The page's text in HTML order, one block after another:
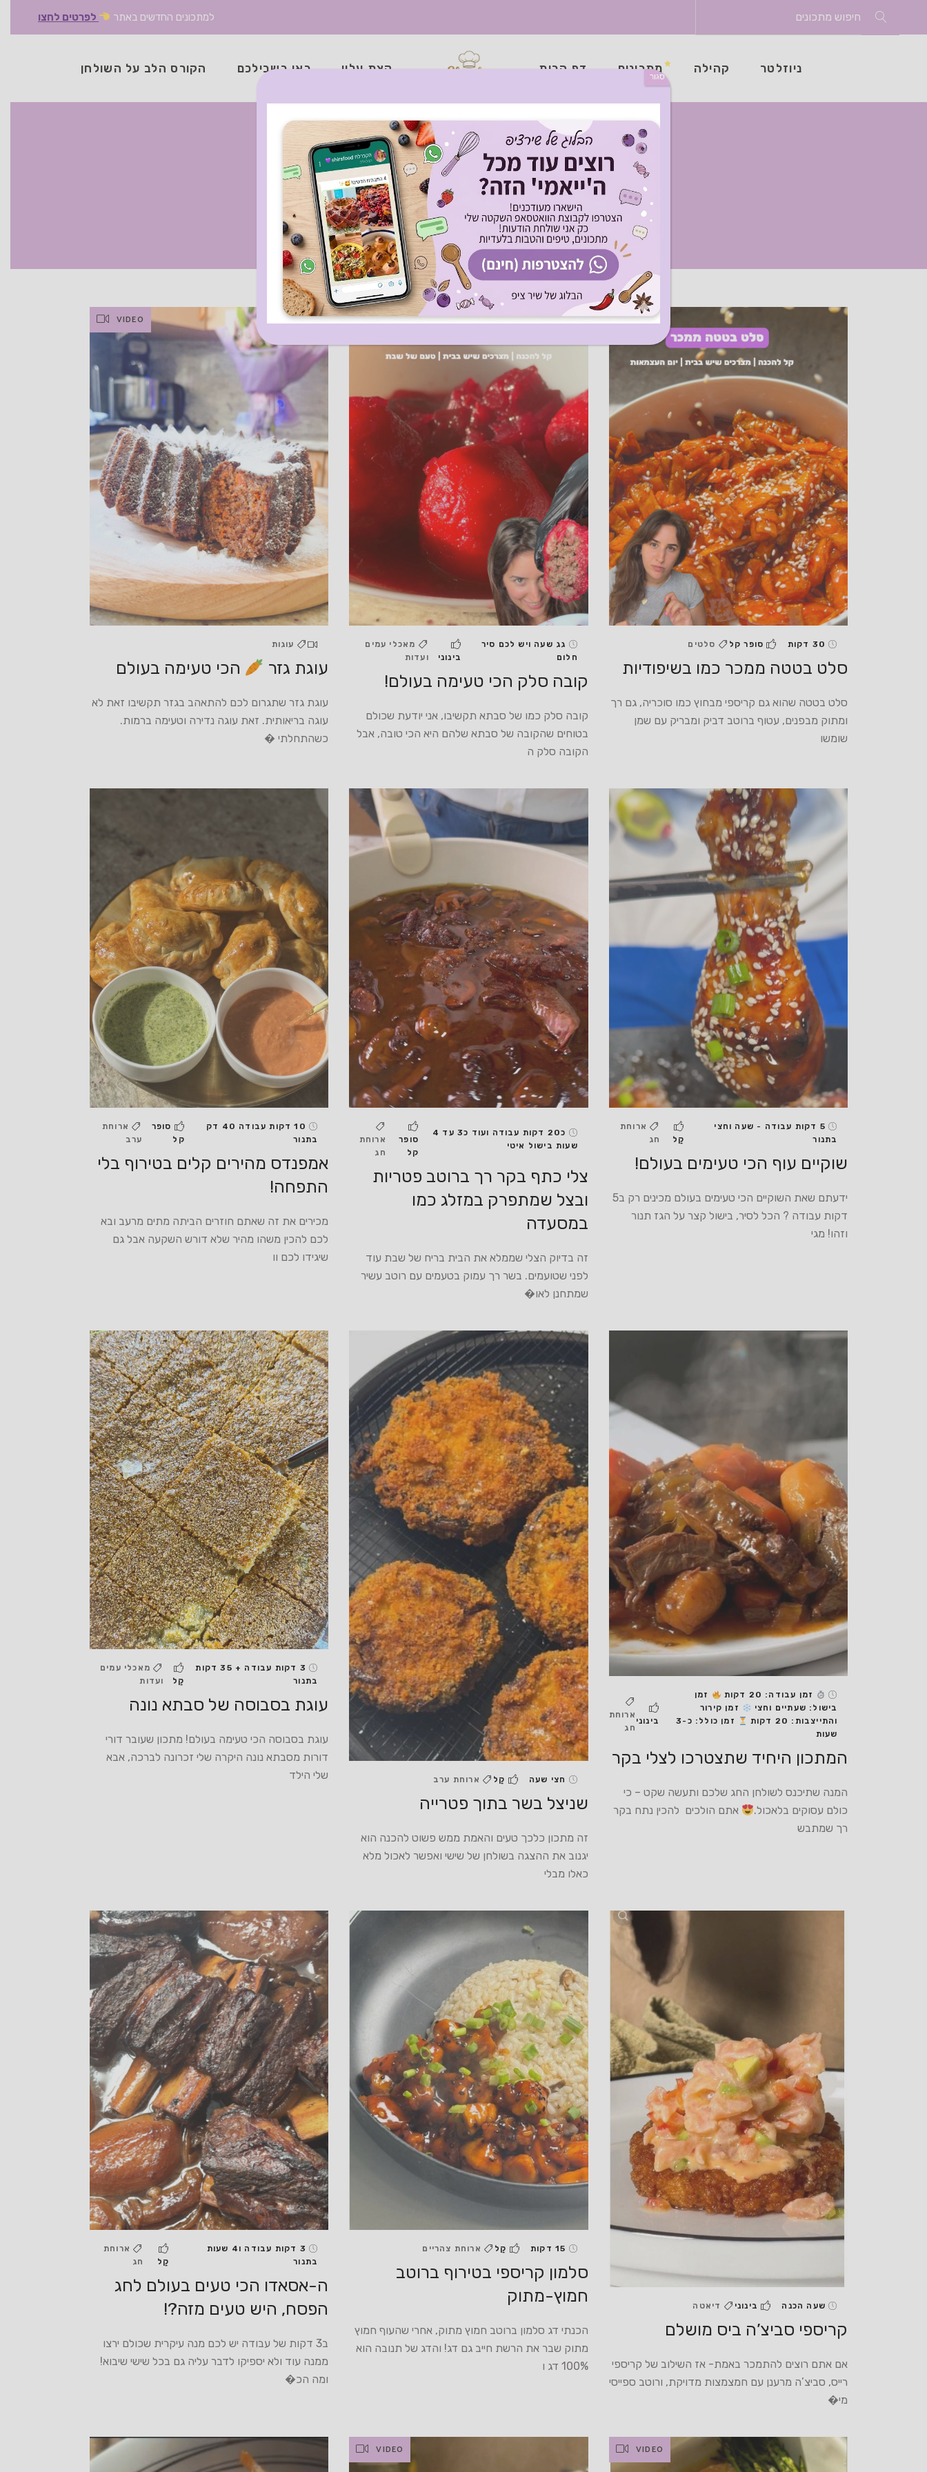
למתכונים החדשים באתר לפרטים לחצו
דף הבית מתכונים קהילה ניוזלטר קצת עליי כאן בשבילכם הקורס הלב על השולחן
תגיות מתכון: ארוחת שישי
VIDEO
עוגות
עוגת גזר הכי טעימה בעולם
עוגת גזר שתגרום לכם להתאהב בגזר תקשיבו זאת לא
עוגה בריאותית. זאת עוגה נדירה וטעימה ברמות.
כשהתחלתי �
גג שעה ויש לכם סיר
חלום
בינוני
מאכלי עמים
ועדות
קובה סלק הכי טעימה בעולם!
קובה סלק כמו של סבתא תקשיבו, אני יודעת שכולם
בטוחים שהקובה של סבתא שלהם היא הכי טובה, אבל
הקובה סלק ה
30 דקות סופר קל סלטים
סלט בטטה ממכר כמו בשיפודיות
סלט בטטה שהוא גם קריספי מבחוץ כמו סוכריה, גם רך
ומתוק מבפנים, עטוף ברוטב דביק ומבריק עם שמן
שומשו
10 דקות עבודה 40 דק
בתנור
סופר
קל
ארוחת
ערב
אמפנדס מהירים קלים בטירוף בלי
התפחה!
מכירים את זה שאתם חוזרים הביתה מתים מרעב ובא
לכם להכין משהו מהיר שלא דורש השקעה אבל גם
שיגידו לכם וו
כ20 דקות עבודה ועוד כ3 עד 4
שעות בישול איטי
סופר
קל
ארוחת
חג
צלי כתף בקר רך ברוטב פטריות
ובצל שמתפרק במזלג כמו
במסעדה
זה בדיוק הצלי שממלא את הבית בריח של שבת עוד
לפני שטועמים. בשר רך עמוק בטעמים עם רוטב עשיר
שמתחנן לאו�
5 דקות עבודה - שעה וחצי
בתנור
קַל
ארוחת
חג
שוקיים עוף הכי טעימים בעולם!
ידעתם שאת השוקיים הכי טעימים בעולם מכינים רק ב5
דקות עבודה ? הכל לסיר, בישול קצר על הגז תנור
וזהו! מגי
3 דקות עבודה + 35 דקות
בתנור
קַל
מאכלי עמים
ועדות
עוגת בסבוסה של סבתא נונה
עוגת בסבוסה הכי טעימה בעולם! מתכון שעובר דורי
דורות מסבתא נונה היקרה שלי זכרונה לברכה, אבא
שלי הילד
חצי שעה קַל ארוחת ערב
שניצל בשר בתוך פטרייה
זה מתכון כלכך טעים והאמת ממש פשוט להכנה הוא
יגנוב את ההצגה בשולחן של שישי ואפשר לאכול מלא
כאלו מבלי
זמן עבודה: 20 דקות
זמן
בישול: שעתיים וחצי
זמן קירור
והתייצבות: 20 דקות
זמן כולל: כ-3
שעות
בינוני
ארוחת
חג
המתכון היחיד שתצטרכו לצלי בקר
המנה שתיכנס לשולחן החג שלכם ותעשה שקט – כי
כולם עסוקים בלאכול.
אתם הולכים להכין נתח בקר
רך שמתבש
3 דקות עבודה ו4 שעות
בתנור
קַל
ארוחת
חג
ה-אסאדו הכי טעים בעולם לחג
הפסח, היש טעים מזה?!
ב3 דקות של עבודה יש לכם מנה עיקרית שכולם ירצו
ממנה עוד ולא יספיקו לדבר עליה גם בכל שישי שיבוא!
ומה הכ�
קַל ארוחת צהריים
סלמון קריספי בטירוף ברוטב
חמוץ-מתוק
הכנתי דג סלמון ברוטב חמוץ מתוק, אחרי שהעוף חמוץ
מתוק שבר את הרשת חייב גם דג! והדג של תנובה הוא
100% דג ו
שעה הכנה בינוני דיאטה
קריספי סביצ’ה ביס מושלם
אם אתם רוצים להתמכר באמת- אז השילוב של קריספי
רייס, סביצ’ה מרענן עם חמצמצות מדויקת, ורוטב ספייסי
מי�
VIDEO VIDEO
סגור